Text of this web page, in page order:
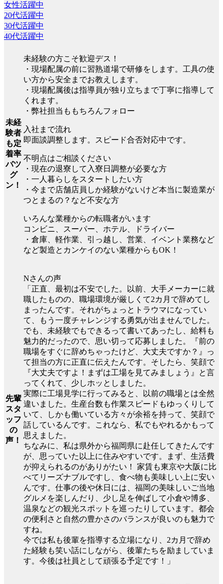
女性活躍中
20代活躍中
30代活躍中
40代活躍中
未経
験者
も定
着率
バツ
グ
ン！
未経験の方こそ歓迎デス！
・現場配属の前に習熟道場で研修をします。工具の使
い方から安全までお教えします。
・現場配属後は指導員が独り立ちまで丁寧に指導して
くれます。
・弊社担当ももちろんフォロー
入社まで流れ
即面談調整します。スピード合否対応中です。
不明点はご相談ください
・現在の退寮して入寮日調整が必要な方
・一人暮らしをスタートしたい方
・今まで店舗店員しか経験がないけど本当に製造業が
つとまるの？など不安な方
いろんな業種からの転職者がいます
コンビニ、スーパー、ホテル、ドライバー
・倉庫、軽作業、引っ越し、営業、イベント業務など
など製造とカンケイのない業種からもOK！
先輩
スタ
ッフ
の
声！
Nさんの声
「正直、最初は不安でした。以前、大手メーカーに就
職したものの、職場環境が厳しくて2カ月で辞めてし
まったんです。それがちょっとトラウマになってい
て、もう一度チャレンジする勇気が出ませんでした。
でも、未経験でもできるって書いてあったし、給料も
魅力的だったので、思い切って応募しました。『前の
職場をすぐに辞めちゃったけど、大丈夫ですか？』っ
て担当の方に正直に伝えたんです。そしたら、笑顔で
『大丈夫ですよ！まずは工場を見てみましょう』と言
ってくれて、少しホッとしました。
実際に工場見学に行ってみると、以前の職場とは全然
違いました。生産台数も作業スピードもゆっくりして
いて、しかも働いている方々が余裕を持って、笑顔で
話しているんです。これなら、私でもやれるかもって
思えました。
ちなみに、私は県外から福岡県に赴任してきたんです
が、思っていた以上に住みやすいです。まず、生活費
が抑えられるのがありがたい！ 家賃も東京や大阪に比
べてリーズナブルですし、食べ物も美味しい上に安い
んです。仕事の後や休日には、福岡の美味しいご当地
グルメを楽しんだり、少し足を伸ばして小倉や博多、
温泉などの観光スポットを巡ったりしています。都会
の便利さと自然の豊かさのバランスが良いのも魅力で
すね。
今では私も後輩を指導する立場になり、2カ月で辞め
た経験も笑い話にしながら、後輩たちを励ましていま
す。今後は社員として頑張る予定です！」